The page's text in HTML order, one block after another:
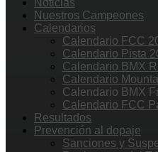
Nuestros Campeones
Calendarios
Calendario FCC
Calendario Pista
Calendario BMX
Calendario
Calendario BMX
Calendario FCC
Resultados
Prevención al dopaje
Sanciones y